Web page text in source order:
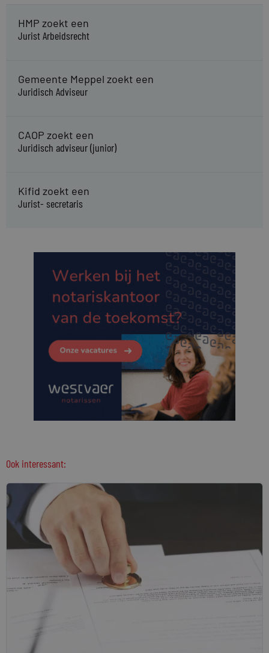
HMP zoekt een
Jurist Arbeidsrecht
Gemeente Meppel zoekt een
Juridisch Adviseur
CAOP zoekt een
Juridisch adviseur (junior)
Kifid zoekt een
Jurist- secretaris
Ook interessant: